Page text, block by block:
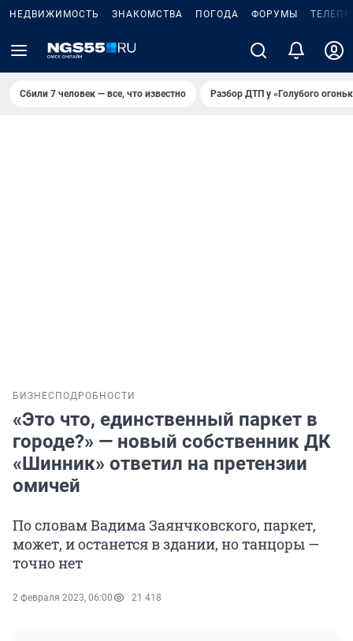
НЕДВИЖИМОСТЬ ЗНАКОМСТВА ПОГОДА ФОРУМЫ
Сбили 7 человек — все, что известно Разбор ДТП у «Голубого
БИЗНЕС ПОДРОБНОСТИ
«Это что, единственный паркет в
городе?» — новый собственник ДК
«Шинник» ответил на претензии
омичей
По словам Вадима Заянчковского, паркет,
может, и останется в здании, но танцоры —
точно нет
2 февраля 2023, 06:00 21 418